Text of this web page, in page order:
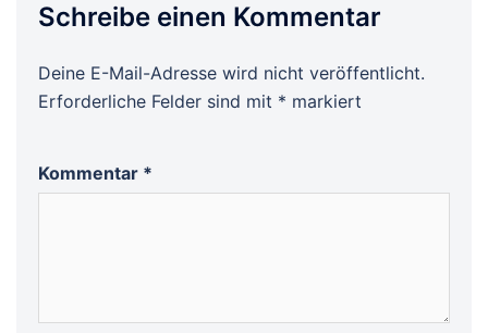
Schreibe einen Kommentar
Deine E-Mail-Adresse wird nicht veröffentlicht.
Erforderliche Felder sind mit * markiert
Kommentar *